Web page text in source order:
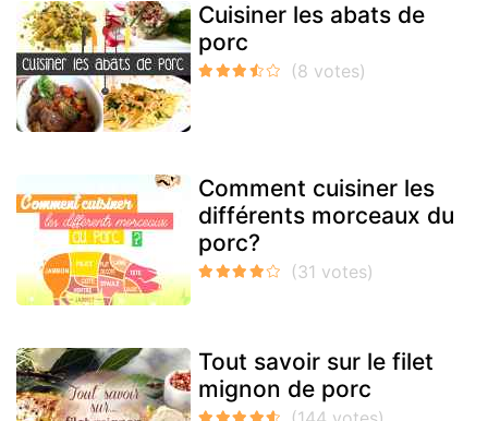
Cuisiner les abats de
porc
Comment cuisiner les
différents morceaux du
porc?
Tout savoir sur le filet
mignon de porc